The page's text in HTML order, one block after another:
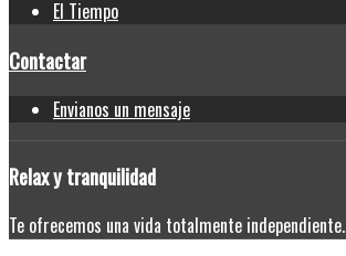
El Tiempo
Contactar
Envianos un mensaje
Relaxy tranquilidad
Te ofrecemos una vida totalmente independiente.